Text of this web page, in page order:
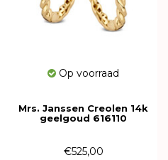
Op voorraad
Mrs. Janssen Creolen 14k
geelgoud 616110
€525,00